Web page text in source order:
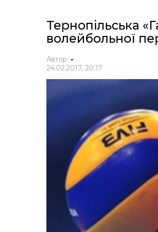
Тернопільська
волейбольної
Автор: -
24.02.2017, 20:17